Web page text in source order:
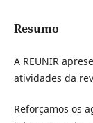
Resumo
A REUNIR
atividades da
Reforçamos os